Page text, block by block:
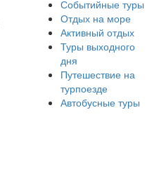
Событийные туры
Отдых на море
Активный отдых
Туры выходного
дня
Путешествие на
турпоезде
Автобусные туры